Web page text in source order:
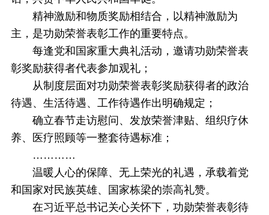
精神激励和物质奖励相结合，以精神激励为
主，是功勋荣誉表彰工作的重要特点。
每逢党和国家重大典礼活动，邀请功勋荣誉表
彰奖励获得者代表参加观礼；
从制度层面对功勋荣誉表彰奖励获得者的政治
待遇、生活待遇、工作待遇作出明确规定；
确立春节走访慰问、发放荣誉津贴、组织疗休
养、医疗照顾等一整套待遇标准；
…………
温暖人心的保障、无上荣光的礼遇，承载着党
和国家对民族英雄、国家栋梁的崇高礼赞。
在习近平总书记关心关怀下，功勋荣誉表彰待